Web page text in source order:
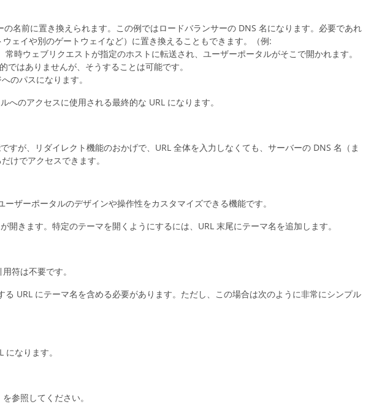
名前に置き換えられます。この例ではロードバランサーの DNS 名になります。必要であれ
ェイや別のゲートウェイなど）に置き換えることもできます。（例:
常時ウェブリクエストが指定のホストに転送され、ユーザーポータルがそこで開かれます。
はありませんが、そうすることは可能です。
のパスになります。
のアクセスに使用される最終的な URL になります。
すが、リダイレクト機能のおかげで、URL 全体を入力しなくても、サーバーの DNS 名（ま
けでアクセスできます。
ザーポータルのデザインや操作性をカスタマイズできる機能です。
きます。特定のテーマを開くようにするには、URL 末尾にテーマ名を追加します。
符は不要です。
URL にテーマ名を含める必要があります。ただし、この場合は次のように非常にシンプル
なります。
を参照してください。